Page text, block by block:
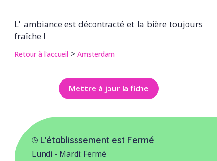
L' ambiance est décontracté et la bière toujours
fraîche !
Retour à l'accueil Amsterdam
Mettre à jour la fiche
L'établisssement est Fermé
Lundi - Mardi: Fermé